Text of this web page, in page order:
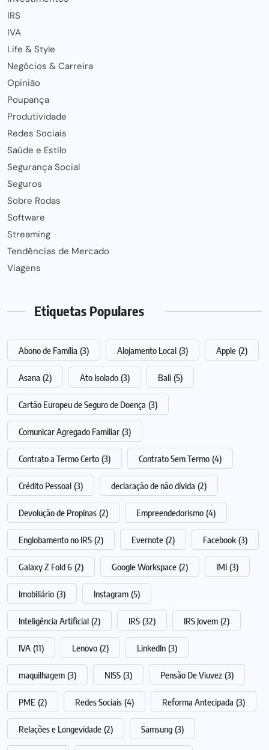
IRS
IVA
Life & Style
Negócios & Carreira
Opinião
Poupança
Produtividade
Redes Sociais
Saúde e Estilo
Segurança Social
Seguros
Sobre Rodas
Software
Streaming
Tendências de Mercado
Viagens
Etiquetas Populares
Abono de Família (3) Alojamento Local (3) Apple (2)
Asana (2) Ato Isolado (3) Bali (5)
Cartão Europeu de Seguro de Doença (3)
Comunicar Agregado Familiar (3)
Contrato a Termo Certo (3) Contrato Sem Termo (4)
Crédito Pessoal (3) declaração de não dívida (2)
Devolução de Propinas (2) Empreendedorismo (4)
Englobamento no IRS (2) Evernote (2) Facebook (3)
Galaxy Z Fold 6 (2) Google Workspace (2) IMI (3)
Imobiliário (3) Instagram (5)
Inteligência Artificial (2) IRS (32) IRS Jovem (2)
IVA (11) Lenovo (2) LinkedIn (3)
maquilhagem (3) NISS (3) Pensão De Viuvez (3)
PME (2) Redes Sociais (4) Reforma Antecipada (3)
Relações e Longevidade (2) Samsung (3)